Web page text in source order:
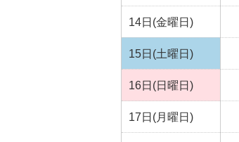
14日(金曜日)
15日(土曜日)
16日(日曜日)
17日(月曜日)